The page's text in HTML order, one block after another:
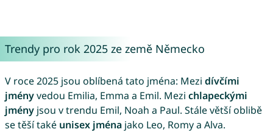
Trendy pro rok 2025 ze země Německo
V roce 2025 jsou oblíbená tato jména: Mezi dívčími
jményvedou Emilia, Emma a Emil. Mezi chlapeckými
jményjsou v trendu Emil, Noah a Paul. Stále větší oblibě
se těší také unisex jménajako Leo, Romy a Alva.